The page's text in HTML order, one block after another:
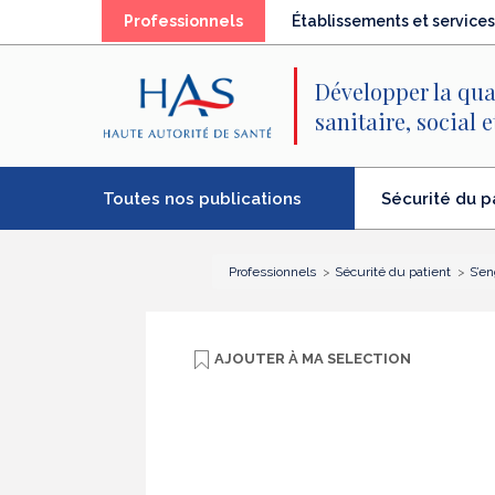
Professionnels(élémentÉtablissements et services
Développer la
sanitaire, social
Toutes nos publications Sécurité du
(élément
séléctionné)
Professionnels Sécurité du patient
AJOUTER À MA SELECTION